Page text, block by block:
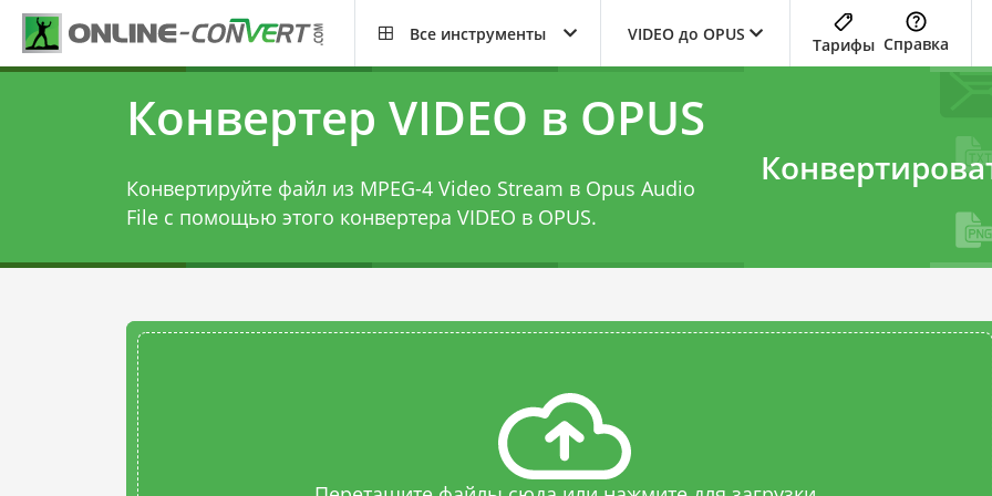
Все инструменты VIDEO до OPUS
Тарифы Справка
Конвертер VIDEO в OPUS
Конвертируйте файл из MPEG-4 Video Stream в Opus Audio
File с помощью этого конвертера VIDEO в OPUS.